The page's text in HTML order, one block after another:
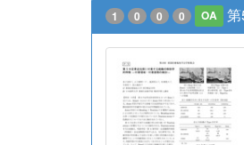
1 0 0 0 OA